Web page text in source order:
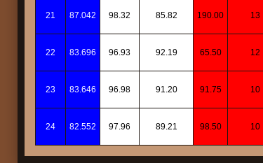
21 87.042 98.32 85.82 190.00 13
22 83.696 96.93 92.19 65.50 12
23 83.646 96.98 91.20 91.75 10
24 82.552 97.96 89.21 98.50 10